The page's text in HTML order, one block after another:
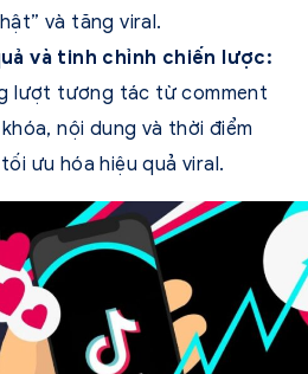
và tăng viral.
và tinh chỉnh chiến lược:
lượt tương tác từ comment
nội dung và thời điểm
ưu hóa hiệu quả viral.